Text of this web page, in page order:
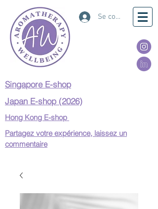
Se connecter
Singapore E-shop
Japan E-shop (2026)
Hong Kong E-shop
Partagez votre expérience, laissez un
commentaire